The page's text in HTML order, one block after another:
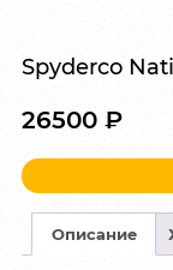
Spyderco
26500 ₽
Описание